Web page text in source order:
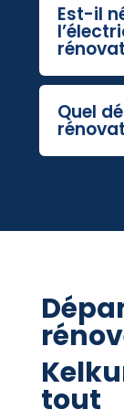
Est-il
Quel
tout